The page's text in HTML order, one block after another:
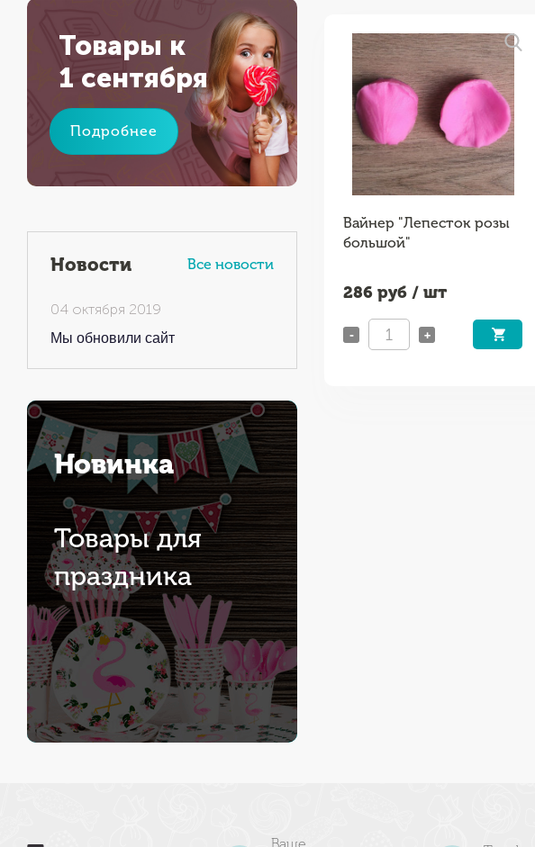
Товары к
1 сентября
Подробнее
Новости Все новости
04 октября 2019
Мы обновили сайт
Новинка
Товары для
праздника
-
Вайнер "Лепесток розы
большой"
286 руб / шт
- +